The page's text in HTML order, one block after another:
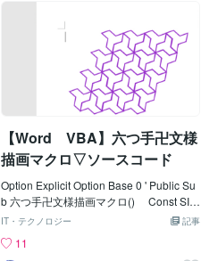
TEXTEFFE = msoTextEffect1 '-------------
-------------------------------------------------------
------- Dim Ip As Integer Dim docDst
As Document Dim lngCol(1) As Long '
lngCol(0) = vbBlack '←輪郭線
色 lngCol(1) = vbRed '←文
字色 ' Set docDst = Application.Docum
ents.Add docDst.Content.Select '*１
文字目のワードアートを描画 With doc
Dst.Shapes.AddTextEffect(DECATEXTEF
FE, _
【Word VBA】六つ手卍文様
描画マクロ▽ソースコード
Option Explicit Option Base 0 ' Public Su
b 六つ手卍文様描画マクロ() Const SIX
HLEFT = 160 '描画開始位
' Ｙ ' Const SIZH
記事
IT・テクノロジー
11